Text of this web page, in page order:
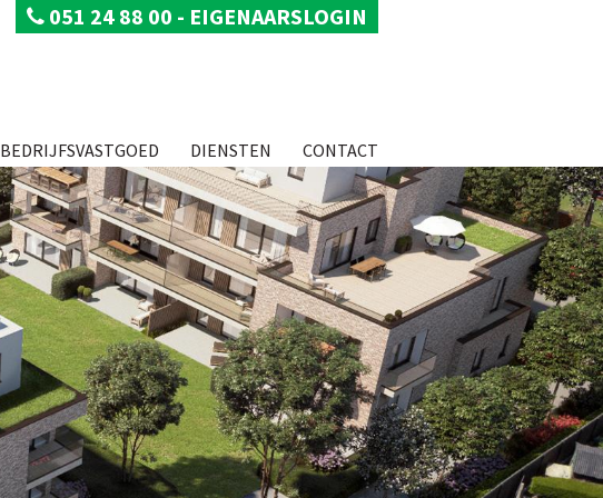
051 24 88 00 - EIGENAARSLOGIN
BEDRIJFSVASTGOED DIENSTEN CONTACT